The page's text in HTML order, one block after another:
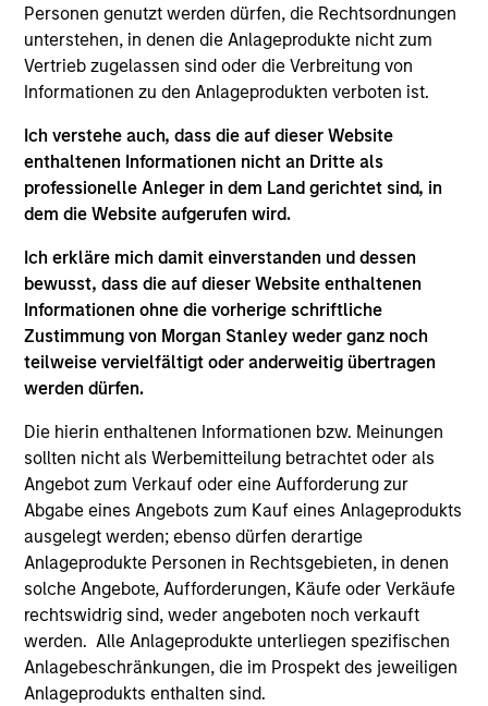
Personen genutzt werden dürfen, die Rechtsordnungen
unterstehen, in denen die Anlageprodukte nicht zum
Vertrieb zugelassen sind oder die Verbreitung von
Informationen zu den Anlageprodukten verboten ist.
Ich verstehe auch, dass die auf dieser Website
enthaltenen Informationen nicht an Dritte als
professionelle Anleger in dem Land gerichtet sind, in
dem die Website aufgerufen wird.
Ich erkläre mich damit einverstanden und dessen
bewusst, dass die auf dieser Website enthaltenen
Informationen ohne die vorherige schriftliche
Zustimmung von Morgan Stanley weder ganz noch
teilweise vervielfältigt oder anderweitig übertragen
werden dürfen.
Die hierin enthaltenen Informationen bzw. Meinungen
sollten nicht als Werbemitteilung betrachtet oder als
Angebot zum Verkauf oder eine Aufforderung zur
Abgabe eines Angebots zum Kauf eines Anlageprodukts
ausgelegt werden; ebenso dürfen derartige
Anlageprodukte Personen in Rechtsgebieten, in denen
solche Angebote, Aufforderungen, Käufe oder Verkäufe
rechtswidrig sind, weder angeboten noch verkauft
werden. Alle Anlageprodukte unterliegen spezifischen
Anlagebeschränkungen, die im Prospekt des jeweiligen
Anlageprodukts enthalten sind.
for portfolio alpha.
The BEAT Video - Q3 2026
17-JUL-2026
In The BEAT for Q3 2026 we highlighted five
important themes, amongst others, that we
see across the global investment landscape.
The BEAT™ for Q3 2026 - July
07-JUL-2026
Use The BEAT™ as your timely resource for the
insights that show you how to navigate the
current investment environment.
The BEAT: Navigating the Iran
Conflict, From Oil Shocks to
Market Impact
08-MAI-2026
The conflict in the Middle East has sent